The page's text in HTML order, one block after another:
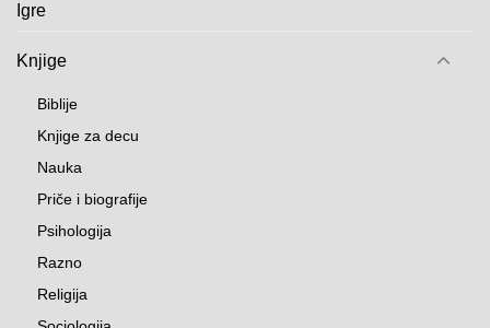
Igre
Knjige
Biblije
Knjige za decu
Nauka
Priče i biografije
Psihologija
Razno
Religija